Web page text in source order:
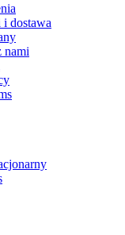
dostawa
nami